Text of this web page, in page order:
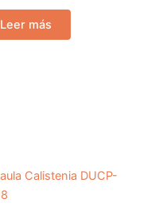
Leer más